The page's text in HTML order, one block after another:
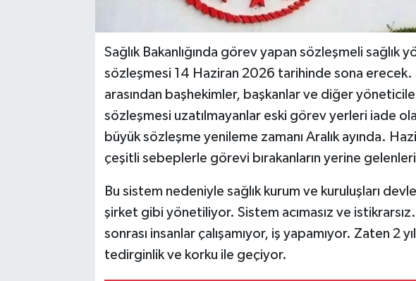
Sağlık Bakanlığında görev yapan sözleşmeli sağlık
sözleşmesi 14 Haziran 2026 tarihinde sona
arasından başhekimler, başkanlar ve diğer
sözleşmesi uzatılmayanlar eski görev yerleri iade
büyük sözleşme yenileme zamanı Aralık ayında.
çeşitli sebeplerle görevi bırakanların yerine
Bu sistem nedeniyle sağlık kurum ve kuruluşları
şirket gibi yönetiliyor. Sistem acımasız ve
sonrası insanlar çalışamıyor, iş yapamıyor. Zaten 2
tedirginlik ve korku ile geçiyor.